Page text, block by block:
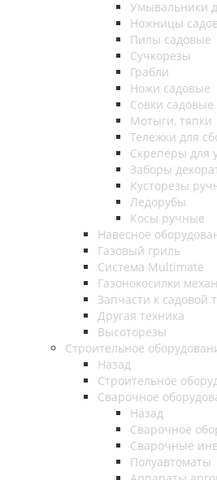
Умывальники
Ножницы
Пилы садовые
Сучкорезы
Грабли
Ножи садовые
Совки садовые
Мотыги, тяпки
Тележки для
Скреперы для
Заборы
Кусторезы
Ледорубы
Косы ручные
Навесное
Газовый гриль
Система Multimate
Газонокосилки
Запчасти к садовой
Другая техника
Высоторезы
Строительное
Назад
Строительное
Сварочное
Назад
Сварочное
Сварочные
Полуавтоматы